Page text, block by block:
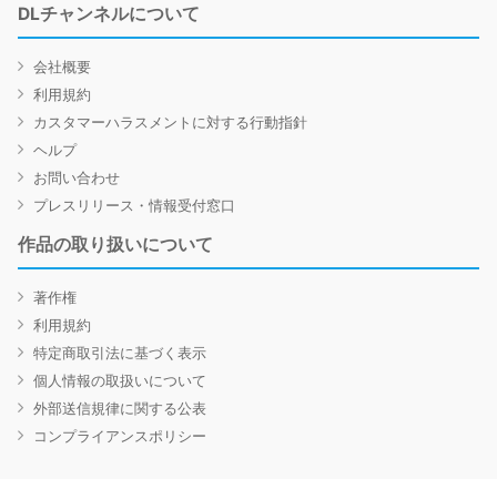
DLチャンネルについて
会社概要
利用規約
カスタマーハラスメントに対する行動指針
ヘルプ
お問い合わせ
プレスリリース・情報受付窓口
作品の取り扱いについて
著作権
利用規約
特定商取引法に基づく表示
個人情報の取扱いについて
外部送信規律に関する公表
コンプライアンスポリシー